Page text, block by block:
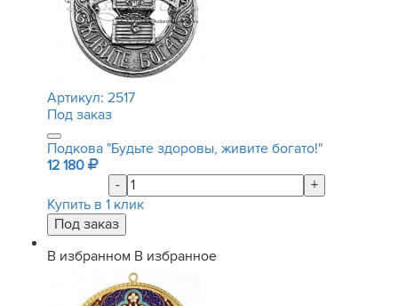
Артикул: 2517
Под заказ
Подкова "Будьте здоровы, живите богато!"
12 180
-
+
Купить в 1 клик
В избранном В избранное